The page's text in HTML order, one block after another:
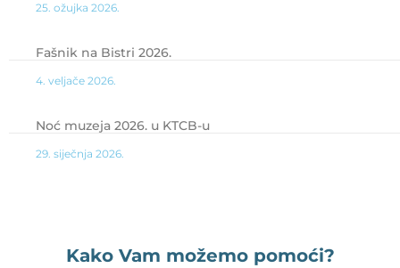
25. ožujka 2026.
Fašnik na Bistri 2026.
4. veljače 2026.
Noć muzeja 2026. u KTCB-u
29. siječnja 2026.
Kako Vam možemo pomoći?